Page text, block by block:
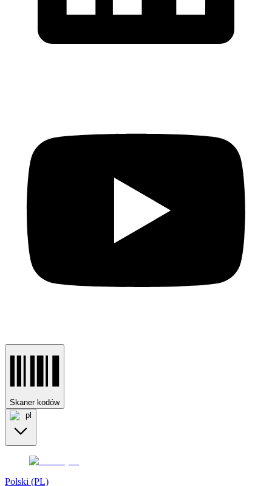
Skaner kodów
pl
Polski (PL)